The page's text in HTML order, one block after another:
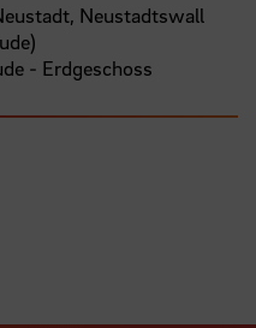
Neustadtswall
- Erdgeschoss